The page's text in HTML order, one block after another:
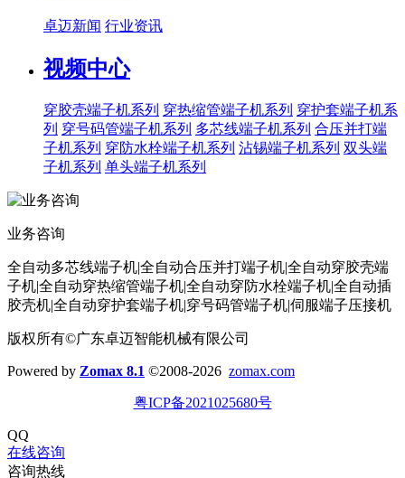
卓迈新闻 行业资讯
视频中心
穿胶壳端子机系列 穿热缩管端子机系列 穿护套端子机系
列 穿号码管端子机系列 多芯线端子机系列 合压并打端
子机系列 穿防水栓端子机系列 沾锡端子机系列 双头端
子机系列 单头端子机系列
业务咨询
全自动多芯线端子机|全自动合压并打端子机|全自动穿胶壳端
子机|全自动穿热缩管端子机|全自动穿防水栓端子机|全自动插
胶壳机|全自动穿护套端子机|穿号码管端子机|伺服端子压接机
版权所有©广东卓迈智能机械有限公司
Powered by Zomax 8.1 ©2008-2026 zomax.com
粤ICP备2021025680号
QQ
在线咨询
咨询热线